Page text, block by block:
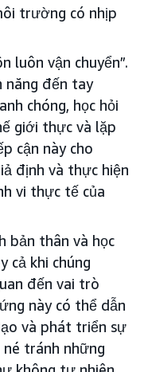
trường có nhịp
luôn vận chuyển”.
năng đến tay
chóng, học hỏi
giới thực và lặp
cận này cho
định và thực hiện
vi thực tế của
bản thân và học
cả khi chúng
đến vai trò
này có thể dẫn
và phát triển sự
tránh những